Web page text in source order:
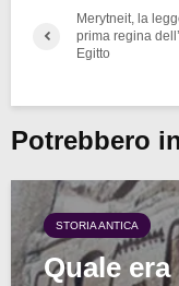
Merytneit, la
prima regina
Egitto
Potrebbero
STORIA ANTICA
Quale